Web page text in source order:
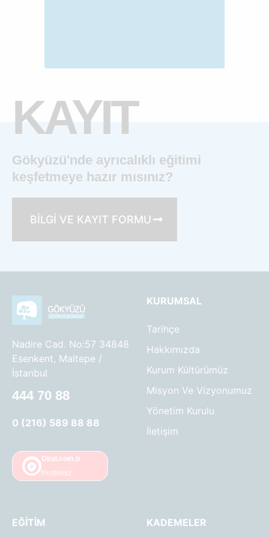
KAYIT
Gökyüzü'nde ayrıcalıklı eğitimi
keşfetmeye hazır mısınız?
BİLGİ VE KAYIT FORMU
Nadire Cad. No:57 34848
Esenkent, Maltepe /
İstanbul
444 70 88
0 (216) 589 88 88
Okul.com.tr
Profilimiz
KURUMSAL
Tarihçe
Hakkımızda
Kurum Kültürümüz
Misyon Ve Vizyonumuz
Yönetim Kurulu
İletişim
EĞITIM KADEMELER